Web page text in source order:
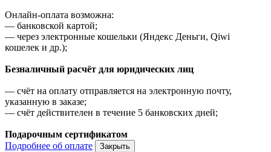
Онлайн-оплата возможна:
— банковской картой;
— через электронные кошельки (Яндекс Деньги, Qiwi
кошелек и др.);
Безналичный расчёт для юридических лиц
— счёт на оплату отправляется на электронную почту,
указанную в заказе;
— счёт действителен в течение 5 банковских дней;
Подарочным сертификатом
Подробнее об оплате
Закрыть